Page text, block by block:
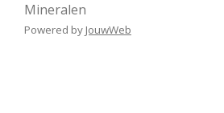
Mineralen
Powered by JouwWeb